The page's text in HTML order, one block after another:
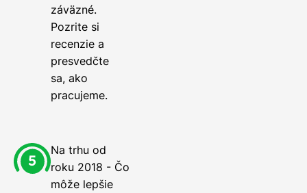
záväzné.
Pozrite si
recenzie a
presvedčte
sa, ako
pracujeme.
Na trhu od
roku 2018 - Čo
môže lepšie